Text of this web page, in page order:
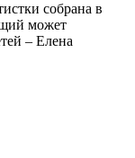
собрана в
может
– Елена